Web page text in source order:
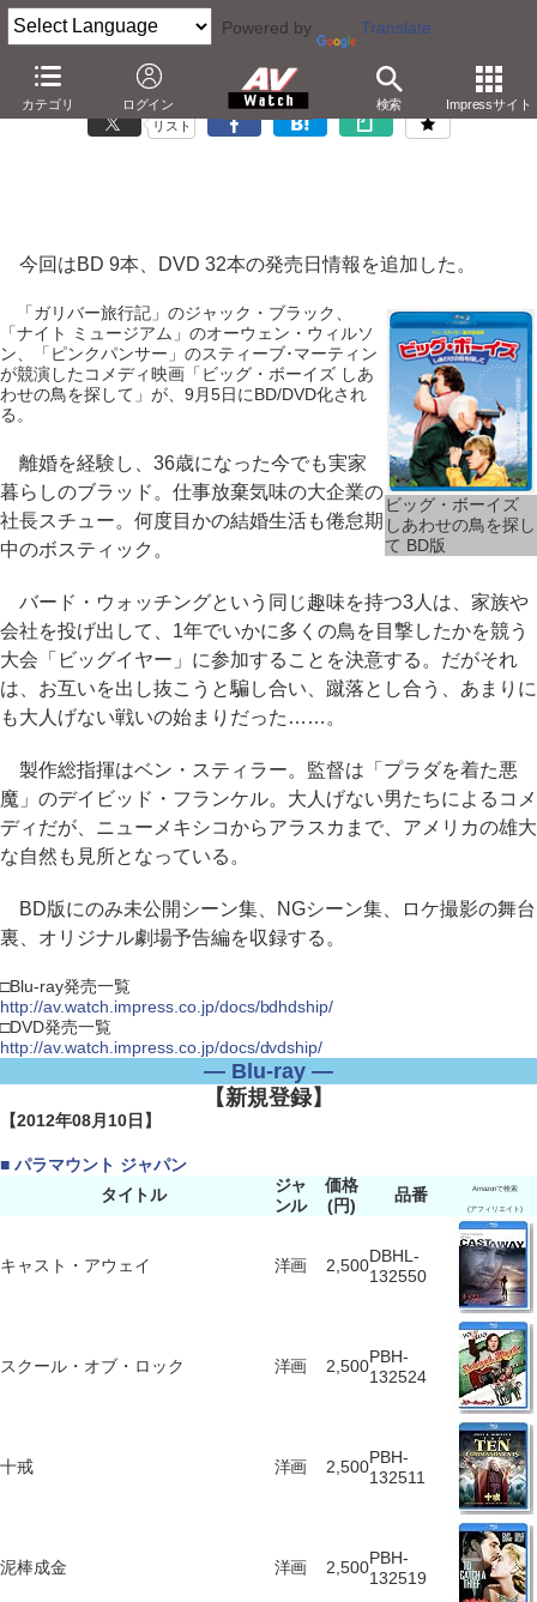
Powered by Translate
カテゴリ ログイン 検索 Impressサイト
「Blu-ray/DVD発売日一覧」7月5日の更新情報
リスト
今回はBD 9本、DVD 32本の発売日情報を追加した。
ビッグ・ボーイズ
しあわせの鳥を探し
て BD版
「ガリバー旅行記」のジャック・ブラック、
「ナイト ミュージアム」のオーウェン・ウィルソ
ン、「ピンクパンサー」のスティーブ･マーティン
が競演したコメディ映画「ビッグ・ボーイズ しあ
わせの鳥を探して」が、9月5日にBD/DVD化され
る。
離婚を経験し、36歳になった今でも実家
暮らしのブラッド。仕事放棄気味の大企業の
社長スチュー。何度目かの結婚生活も倦怠期
中のボスティック。
バード・ウォッチングという同じ趣味を持つ3人は、家族や
会社を投げ出して、1年でいかに多くの鳥を目撃したかを競う
大会「ビッグイヤー」に参加することを決意する。だがそれ
は、お互いを出し抜こうと騙し合い、蹴落とし合う、あまりに
も大人げない戦いの始まりだった……。
製作総指揮はベン・スティラー。監督は「プラダを着た悪
魔」のデイビッド・フランケル。大人げない男たちによるコメ
ディだが、ニューメキシコからアラスカまで、アメリカの雄大
な自然も見所となっている。
BD版にのみ未公開シーン集、NGシーン集、ロケ撮影の舞台
裏、オリジナル劇場予告編を収録する。
□Blu-ray発売一覧
http://av.watch.impress.co.jp/docs/bdhdship/
□DVD発売一覧
http://av.watch.impress.co.jp/docs/dvdship/
― Blu-ray ―
【新規登録】
【2012年08月10日】
■ パラマウント ジャパン
タイトル
ジャ
ンル
価格
(円)
品番 Amazonで検索
(アフィリエイト)
キャスト・アウェイ 洋画 2,500DBHL-
132550
スクール・オブ・ロック 洋画 2,500PBH-
132524
十戒 洋画 2,500PBH-
132511
泥棒成金 洋画 2,500PBH-
132519